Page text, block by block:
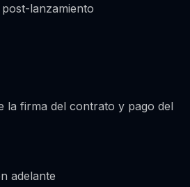
post-lanzamiento
la firma del contrato y pago del
adelante